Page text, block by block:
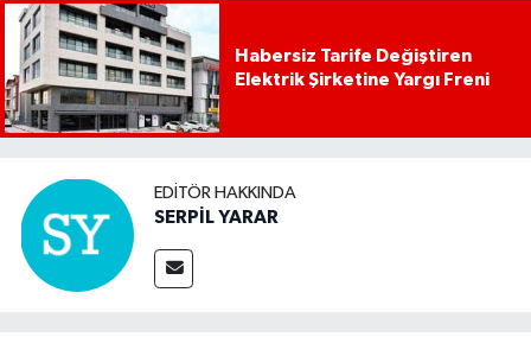
Habersiz Tarife Değiştiren
Elektrik Şirketine Yargı Freni
EDITÖR HAKKINDA
SERPİL YARAR